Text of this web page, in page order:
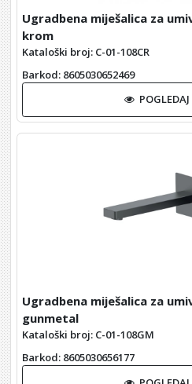
Ugradbena miješalica za
krom
Kataloški broj: C-01-108CR
Barkod: 8605030652469
Ugradbena miješalica za
gunmetal
Kataloški broj: C-01-108GM
Barkod: 8605030656177